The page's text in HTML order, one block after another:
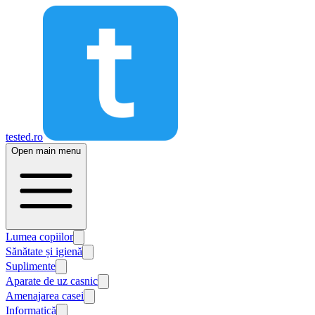
tested.ro
Open main menu
Lumea copiilor
Sănătate și igienă
Suplimente
Aparate de uz casnic
Amenajarea casei
Informatică